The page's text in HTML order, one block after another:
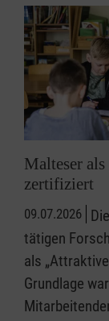
Malteser
zertifiziert
09.07.2026
tätigen
als
Grundlage